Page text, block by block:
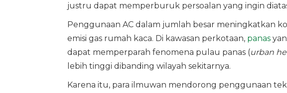
justru dapat memperburuk persoalan yang ingin
Penggunaan AC dalam jumlah besar meningkatkan
emisi gas rumah kaca. Di kawasan perkotaan, panas
dapat memperparah fenomena pulau panas (urban
lebih tinggi dibanding wilayah sekitarnya.
Karena itu, para ilmuwan mendorong penggunaan